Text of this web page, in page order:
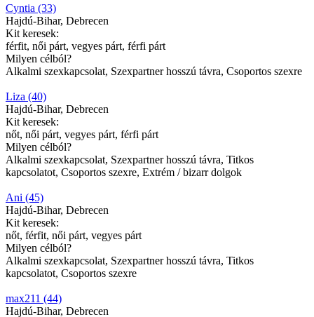
Cyntia (33)
Hajdú-Bihar, Debrecen
Kit keresek:
férfit, női párt, vegyes párt, férfi párt
Milyen célból?
Alkalmi szexkapcsolat, Szexpartner hosszú távra, Csoportos szexre
Liza (40)
Hajdú-Bihar, Debrecen
Kit keresek:
nőt, női párt, vegyes párt, férfi párt
Milyen célból?
Alkalmi szexkapcsolat, Szexpartner hosszú távra, Titkos
kapcsolatot, Csoportos szexre, Extrém / bizarr dolgok
Ani (45)
Hajdú-Bihar, Debrecen
Kit keresek:
nőt, férfit, női párt, vegyes párt
Milyen célból?
Alkalmi szexkapcsolat, Szexpartner hosszú távra, Titkos
kapcsolatot, Csoportos szexre
max211 (44)
Hajdú-Bihar, Debrecen